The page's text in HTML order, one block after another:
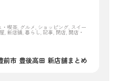
喫茶, グルメ, ショッピング, スイー
, 新店舗, 暮らし, 記事, 閉店, 開店・
市 豊後高田 新店舗まとめ